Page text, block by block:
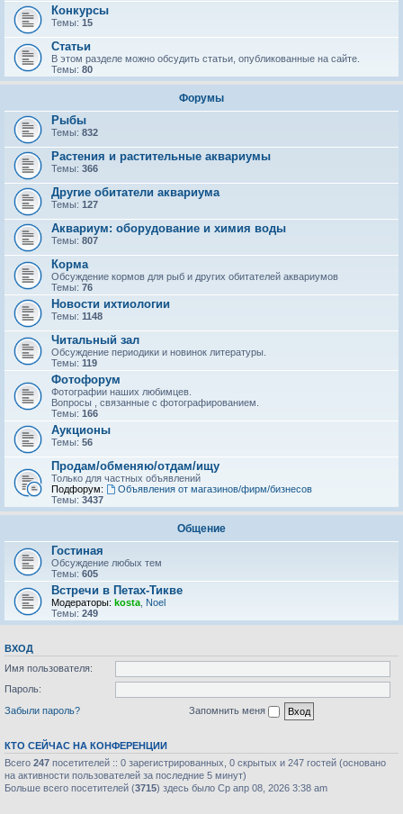
Конкурсы
Темы: 15
Статьи
В этом разделе можно обсудить статьи, опубликованные на сайте.
Темы: 80
Форумы
Рыбы
Темы: 832
Растения и растительные аквариумы
Темы: 366
Другие обитатели аквариума
Темы: 127
Аквариум: оборудование и химия воды
Темы: 807
Корма
Обсуждение кормов для рыб и других обитателей аквариумов
Темы: 76
Новости ихтиологии
Темы: 1148
Читальный зал
Обсуждение периодики и новинок литературы.
Темы: 119
Фотофорум
Фотографии наших любимцев.
Вопросы , связанные с фотографированием.
Темы: 166
Аукционы
Темы: 56
Продам/обменяю/отдам/ищу
Только для частных объявлений
Подфорум:
Объявления от магазинов/фирм/бизнесов
Темы: 3437
Общение
Гостиная
Обсуждение любых тем
Темы: 605
Встречи в Петах-Тикве
Модераторы: kosta Noel
Темы: 249
ВХОД
Имя пользователя:
Пароль:
Забыли пароль?
Запомнить меня
КТО СЕЙЧАС НА КОНФЕРЕНЦИИ
Всего 247 посетителей :: 0 зарегистрированных, 0 скрытых и 247 гостей (основано
на активности пользователей за последние 5 минут)
Больше всего посетителей (3715) здесь было Ср апр 08, 2026 3:38 am